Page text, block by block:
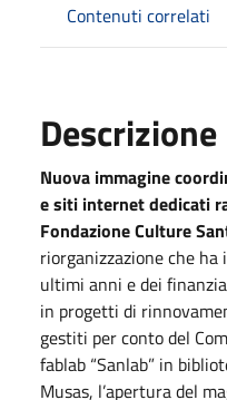
Contenuti correlati
Descrizione
Nuova immagine
e siti internet dedicati
Fondazione Culture
riorganizzazione che
ultimi anni e dei
in progetti di
gestiti per conto del
fablab “Sanlab” in
Musas, l’apertura del